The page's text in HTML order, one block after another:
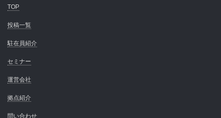
TOP
投稿一覧
駐在員紹介
セミナー
運営会社
拠点紹介
問い合わせ